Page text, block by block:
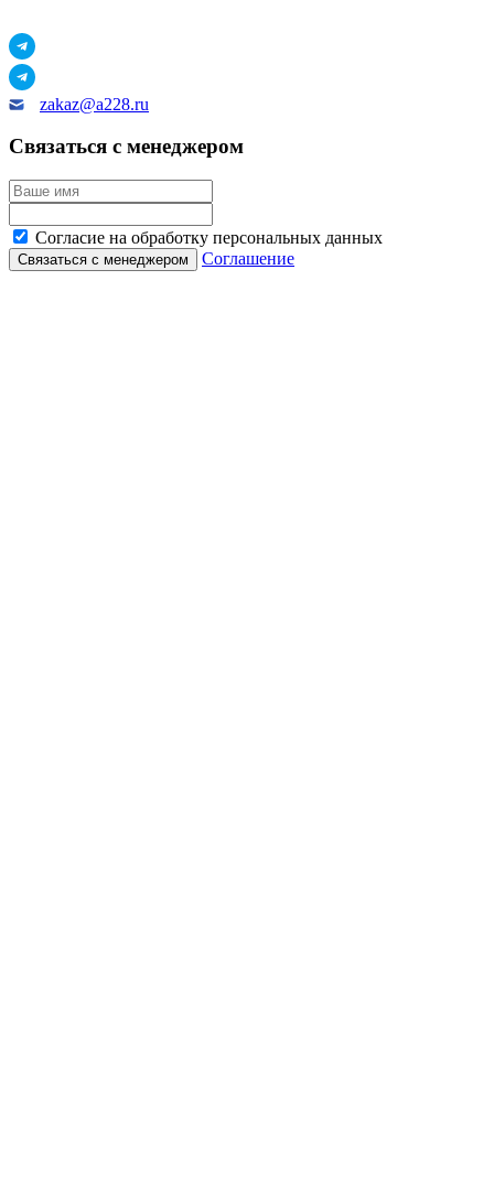
zakaz@a228.ru
Связаться с менеджером
Согласие на обработку персональных данных
Соглашение